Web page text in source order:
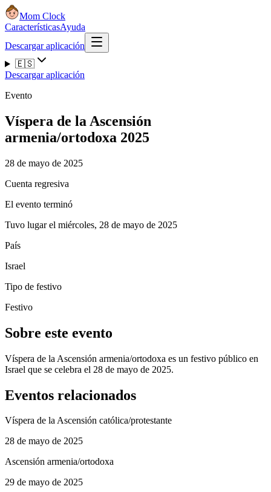
Mom Clock
CaracterísticasAyuda
Descargar aplicación
🇪🇸
Descargar aplicación
Evento
Víspera de la Ascensión
armenia/ortodoxa 2025
28 de mayo de 2025
Cuenta regresiva
El evento terminó
Tuvo lugar el miércoles, 28 de mayo de 2025
País
Israel
Tipo de festivo
Festivo
Sobre este evento
Víspera de la Ascensión armenia/ortodoxa es un festivo público en
Israel que se celebra el 28 de mayo de 2025.
Eventos relacionados
Víspera de la Ascensión católica/protestante
28 de mayo de 2025
Ascensión armenia/ortodoxa
29 de mayo de 2025